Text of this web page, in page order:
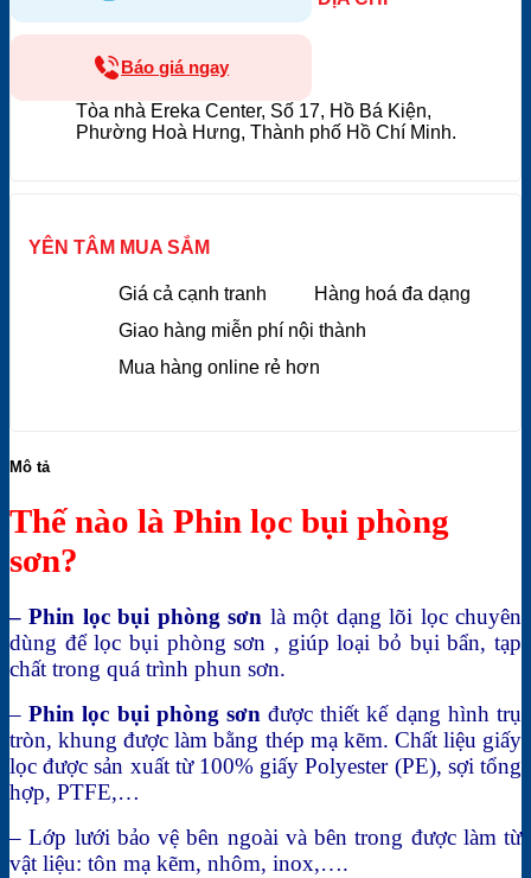
Báo giá ngay
Tòa nhà Ereka Center, Số 17, Hồ Bá Kiện,
Phường Hoà Hưng, Thành phố Hồ Chí Minh.
YÊN TÂM MUA SẮM
Giá cả cạnh tranh
Hàng hoá đa dạng
Giao hàng miễn phí nội thành
Mua hàng online rẻ hơn
Mô tả
Thế nào là Phin lọc bụi phòng
sơn?
– Phin lọc bụi phòng sơn là một dạng lõi lọc chuyên
dùng để lọc bụi phòng sơn , giúp loại bỏ bụi bẩn, tạp
chất trong quá trình phun sơn.
–Phin lọc bụi phòng sơnđược thiết kế dạng hình trụ
tròn, khung được làm bằng thép mạ kẽm. Chất liệu giấy
lọc được sản xuất từ 100% giấy Polyester (PE), sợi tổng
hợp, PTFE,…
– Lớp lưới bảo vệ bên ngoài và bên trong được làm từ
vật liệu: tôn mạ kẽm, nhôm, inox,….